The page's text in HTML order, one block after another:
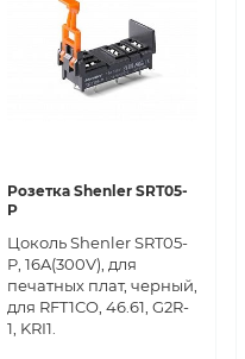
Розетка Shenler SRT05-
P
Цоколь Shenler SRT05-
P, 16A(300V), для
печатных плат, черный,
для RFT1CO, 46.61, G2R-
1, KRI1.